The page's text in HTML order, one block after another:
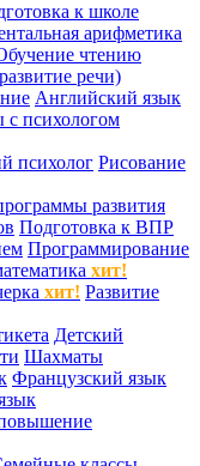
к школе
арифметика
чтению
речи)
Английский язык
психологом
психолог Рисование
развития
Подготовка к ВПР
Программирование
хит!
хит! Развитие
Детский
Шахматы
Французский язык